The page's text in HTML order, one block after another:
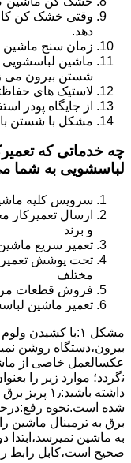
وقتی خشک کن
دهد.
زمان سنج
ماشین
شستن بیرون می
لاستیک های
از جایگاه پودر
مشکل با شستن
چه خدماتی که
لباسشویی به شما
سرویس کلیه
ارسال
و برند
تعمیر سریع
تحت پوشش
مختلف
فروش قطعات
تعمیر ماشین
مشکل ۱:ﺑﺎ
ﺑﯿﺮون،دستگاه روﺷﻦ
عکسالعمل ﺧﺎﺻﯽ از
ﻧگردد؛ موارد زیر را
ﺷﺪه است.نحوه
ﺑﺮق ﺑﻪ ﺗﺮﻣﯿﻨﺎل ﻣﺎﺷﯿﻦ
ﺑﻪ ﻣﺎﺷﯿﻦ نمیرسد،اﺑﺘﺪا
ﺻﺤﯿﺢ اﺳﺖ،ﮐﺎﺑﻞ راﺑﻂ